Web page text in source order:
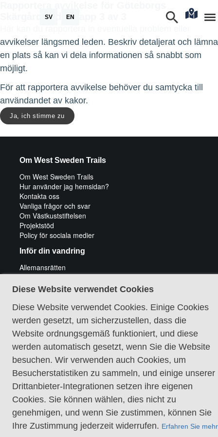
SV EN
Skärgårdsled - etapp 3 av 3
avvikelser längsmed leden. Beskriv detaljerat och lämna
en plats så kan vi dela informationen så snabbt som
möjligt.
För att rapportera avvikelse behöver du samtycka till
användandet av kakor.
Ja, ich stimme zu
Diese Website verwendet Cookies
Diese Website verwendet Cookies. Einige Cookies
werden gesetzt, um sicherzustellen, dass die
Website ordnungsgemäß funktioniert, und diese
werden automatisch gesetzt, wenn Sie die Website
besuchen. Wir verwenden auch Cookies, um
Besucherstatistiken zu sammeln, und einige unserer
Drittanbieter-Integrationen setzen ihre eigenen
Cookies. Sie können wählen, dies nicht zu
genehmigen, und wenn Sie zustimmen, können Sie
Ihre Zustimmung jederzeit widerrufen. Erfahren Sie mehr
Om West Sweden Trails
Om West Sweden Trails
Hur använder jag hemsidan?
Kontakta oss
Vanliga frågor och svar
Om Västkuststiftelsen
Projektstöd
Policy för sociala medier
Inför din vandring
Allemansrätten
Friluftsliv med funktionshinder
Att vandra med hund
Utrustningstips vandring
Tips för cykeläventyr
Guidade vandringar
Cookie-Richtlinie